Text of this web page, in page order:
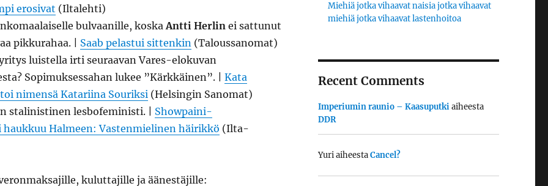
erosivat (Iltalehti)
bulvaanille, koskaAntti Herlinei sattunut
pikkurahaa. | Saab pelastui sittenkin(Taloussanomat)
luistella irti seuraavan Vares-elokuvan
Sopimuksessahan lukee ”Kärkkäinen”. | Kata
nimensä Katariina Souriksi(Helsingin Sanomat)
stalinistinen lesbofeministi. | Showpaini-
Halmeen: Vastenmielinen häirikkö (Ilta-
kuluttajille ja äänestäjille:
Miehiä jotka vihaavat naisia jotka vihaavat
miehiä jotka vihaavat lastenhoitoa
Recent Comments
Imperiumin raunio – Kaasuputkiaiheesta
DDR
YuriaiheestaCancel?